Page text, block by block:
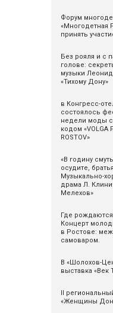
Форум
«Многодетная
принять
Без рояля и с
голове:
музыки
«Тихому Дону»
в Конгресс-
состоялось
недели моды с
кодом «VOLGA
ROSTOV»
«В годину
осудите,
Музыкально-
драма Л.
Мелехов»
Где рождаются
Концерт
в Ростове:
самоваром.
В «Шолохов-
выставка «Век
II
«Женщины